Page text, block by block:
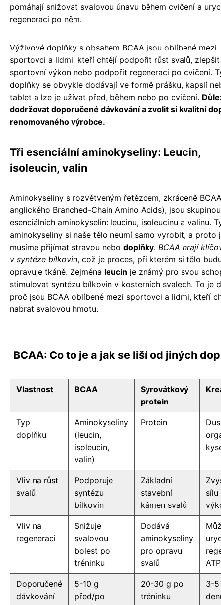
pomáhají snižovat svalovou únavu během cvičení a
regeneraci po něm.
Výživové doplňky s obsahem BCAA jsou oblíbené mezi
sportovci a lidmi, kteří chtějí podpořit růst svalů, zlepšit
sportovní výkon nebo podpořit regeneraci po cvičení.
doplňky se obvykle dodávají ve formě prášku, kapslí
tablet a lze je užívat před, během nebo po cvičení.
dodržovat doporučené dávkování a zvolit si kvalitní
renomovaného výrobce.
Tři esenciální aminokyseliny: Leucin,
isoleucin, valin
Aminokyseliny s rozvětveným řetězcem, zkráceně
anglického Branched-Chain Amino Acids), jsou
esenciálních aminokyselin: leucinu, isoleucinu a valinu.
aminokyseliny si naše tělo neumí samo vyrobit, a proto
musíme přijímat stravou nebo doplňky. BCAA hrají
v syntéze bílkovin, což je proces, při kterém si tělo
opravuje tkáně. Zejména leucin je známý pro svou
stimulovat syntézu bílkovin v kosterních svalech. To je
proč jsou BCAA oblíbené mezi sportovci a lidmi, kteří
nabrat svalovou hmotu.
BCAA: Co to je a jak se liší od jiných
Vlastnost BCAA
Syrovátkový
protein
Typ
doplňku
Aminokyseliny
(leucin,
isoleucin,
valin)
Protein
Vliv na růst
svalů
Podporuje
syntézu
bílkovin
Základní
stavební
kámen svalů
sílu
Vliv na
regeneraci
Snižuje
svalovou
bolest po
tréninku
Dodává
aminokyseliny
pro opravu
svalů
ATP
Doporučené
dávkování
5-10 g
před/po
20-30 g po
tréninku
3-5